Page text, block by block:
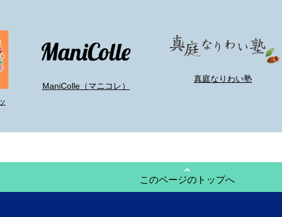
ManiColle（マニコレ）
真庭なりわい塾
このページのトップへ